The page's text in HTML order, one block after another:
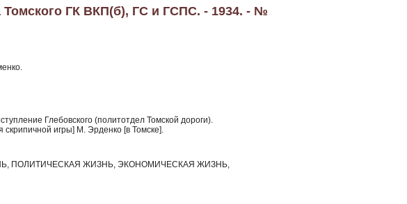
Томского ГК ВКП(б), ГС и ГСПС. - 1934. - №
Глебовского (политотдел Томской дороги).
скрипичной игры] М. Эрденко [в Томске].
ПОЛИТИЧЕСКАЯ ЖИЗНЬ, ЭКОНОМИЧЕСКАЯ ЖИЗНЬ,